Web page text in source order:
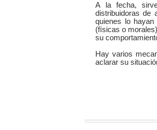
A la fecha,
distribuidoras de
quienes lo
(físicas o
su
Hay varios
aclarar su